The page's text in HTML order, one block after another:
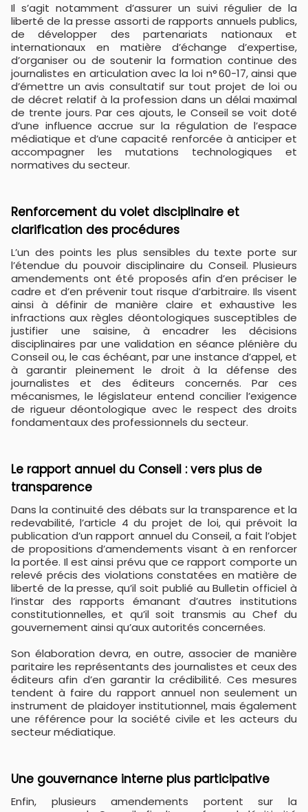
Il s’agit notamment d’assurer un suivi régulier de la
liberté de la presse assorti de rapports annuels publics,
de développer des partenariats nationaux et
internationaux en matière d’échange d’expertise,
d’organiser ou de soutenir la formation continue des
journalistes en articulation avec la loi n° 60-17, ainsi que
d’émettre un avis consultatif sur tout projet de loi ou
de décret relatif à la profession dans un délai maximal
de trente jours. Par ces ajouts, le Conseil se voit doté
d’une influence accrue sur la régulation de l’espace
médiatique et d’une capacité renforcée à anticiper et
accompagner les mutations technologiques et
normatives du secteur.
​Renforcement du volet disciplinaire et
clarification des procédures
L’un des points les plus sensibles du texte porte sur
l’étendue du pouvoir disciplinaire du Conseil. Plusieurs
amendements ont été proposés afin d’en préciser le
cadre et d’en prévenir tout risque d’arbitraire. Ils visent
ainsi à définir de manière claire et exhaustive les
infractions aux règles déontologiques susceptibles de
justifier une saisine, à encadrer les décisions
disciplinaires par une validation en séance plénière du
Conseil ou, le cas échéant, par une instance d’appel, et
à garantir pleinement le droit à la défense des
journalistes et des éditeurs concernés. Par ces
mécanismes, le législateur entend concilier l’exigence
de rigueur déontologique avec le respect des droits
fondamentaux des professionnels du secteur.
​Le rapport annuel du Conseil : vers plus de
transparence
Dans la continuité des débats sur la transparence et la
redevabilité, l’article 4 du projet de loi, qui prévoit la
publication d’un rapport annuel du Conseil, a fait l’objet
de propositions d’amendements visant à en renforcer
la portée. Il est ainsi prévu que ce rapport comporte un
relevé précis des violations constatées en matière de
liberté de la presse, qu’il soit publié au Bulletin officiel à
l’instar des rapports émanant d’autres institutions
constitutionnelles, et qu’il soit transmis au Chef du
gouvernement ainsi qu’aux autorités concernées.
Son élaboration devra, en outre, associer de manière
paritaire les représentants des journalistes et ceux des
éditeurs afin d’en garantir la crédibilité. Ces mesures
tendent à faire du rapport annuel non seulement un
instrument de plaidoyer institutionnel, mais également
une référence pour la société civile et les acteurs du
secteur médiatique.
​Une gouvernance interne plus participative
Enfin, plusieurs amendements portent sur la